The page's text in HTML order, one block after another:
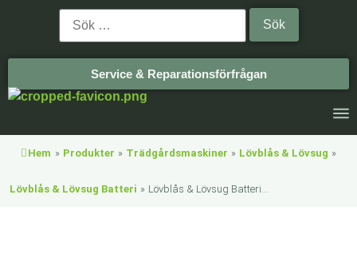
Service & Reparationsförfrågan
Hem » Produkter » Trädgårdsmaskiner » Lövblås & Lövsug »
Lövblås & Lövsug Batteri » Lövblås & Lövsug Batteri...